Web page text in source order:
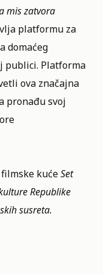
mis zatvora
platformu za
domaćeg
publici. Platforma
ova značajna
pronađu svoj
kućeSet
Republike
susreta.